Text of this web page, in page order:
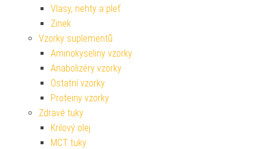
Vlasy, nehty a pleť
Zinek
Vzorky suplementů
Aminokyseliny vzorky
Anabolizéry vzorky
Ostatní vzorky
Proteiny vzorky
Zdravé tuky
Krilový olej
MCT tuky